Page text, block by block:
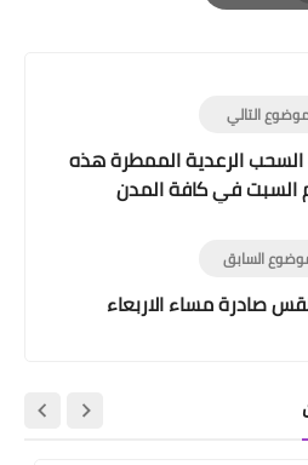
Print
التالي
الرعدية الممطرة هذه
السبت في كافة المدن
السابق
صادرة مساء الاربعاء